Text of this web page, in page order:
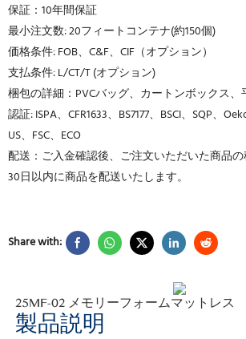
保証：10年間保証
最小注文数: 20フィートコンテナ(約150個)
価格条件: FOB、C&F、CIF（オプション）
支払条件: L/CT/T (オプション)
梱包の詳細：PVCバッグ、カートンボックス、
認証: ISPA、CFR1633、BS7177、BSCI、SQP、
US、FSC、ECO
配送：ご入金確認後、ご注文いただいた商品
30日以内に商品を配送いたします。
Share with:
25MF-02 メモリーフォームマットレス
製品説明